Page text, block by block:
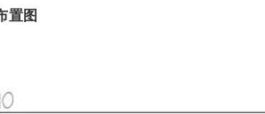
置图